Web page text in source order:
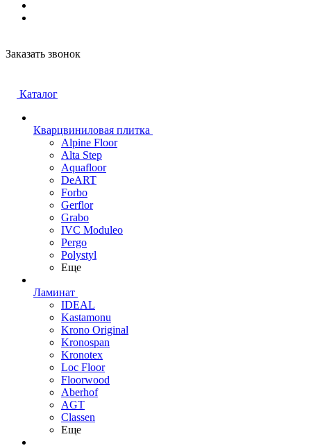
Заказать звонок
Каталог
Кварцвиниловая плитка
Alpine Floor
Alta Step
Aquafloor
DeART
Forbo
Gerflor
Grabo
IVC Moduleo
Pergo
Polystyl
Еще
Ламинат
IDEAL
Kastamonu
Krono Original
Kronospan
Kronotex
Loc Floor
Floorwood
Aberhof
AGT
Classen
Еще